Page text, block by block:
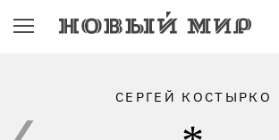
СЕРГЕЙ КОСТЫРКО